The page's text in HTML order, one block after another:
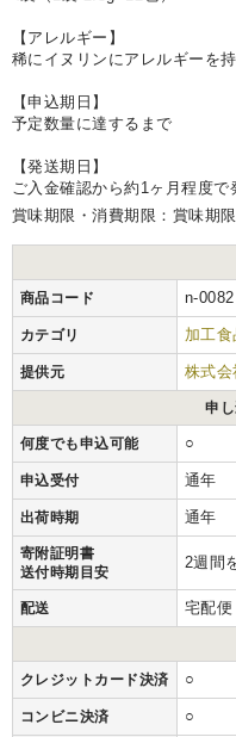
【アレルギー】
稀にイヌリンにアレルギーを
【申込期日】
予定数量に達するまで
【発送期日】
ご入金確認から約1ヶ月程度で
賞味期限・消費期限：賞味期
商品コード n-0082
カテゴリ 加工食
提供元 株式会
申
何度でも申込可能 ○
申込受付 通年
出荷時期 通年
寄附証明書
送付時期目安
2週間
配送 宅配便
クレジットカード決済 ○
コンビニ決済 ○